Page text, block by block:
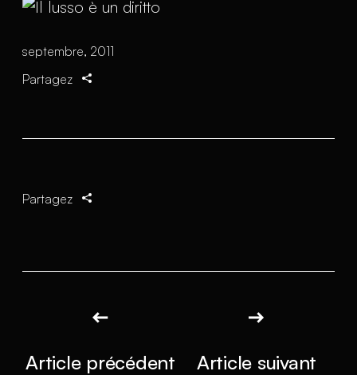
septembre, 2011
Partagez
Partagez
Article précédent Article suivant